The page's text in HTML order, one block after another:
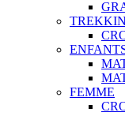
FEMME